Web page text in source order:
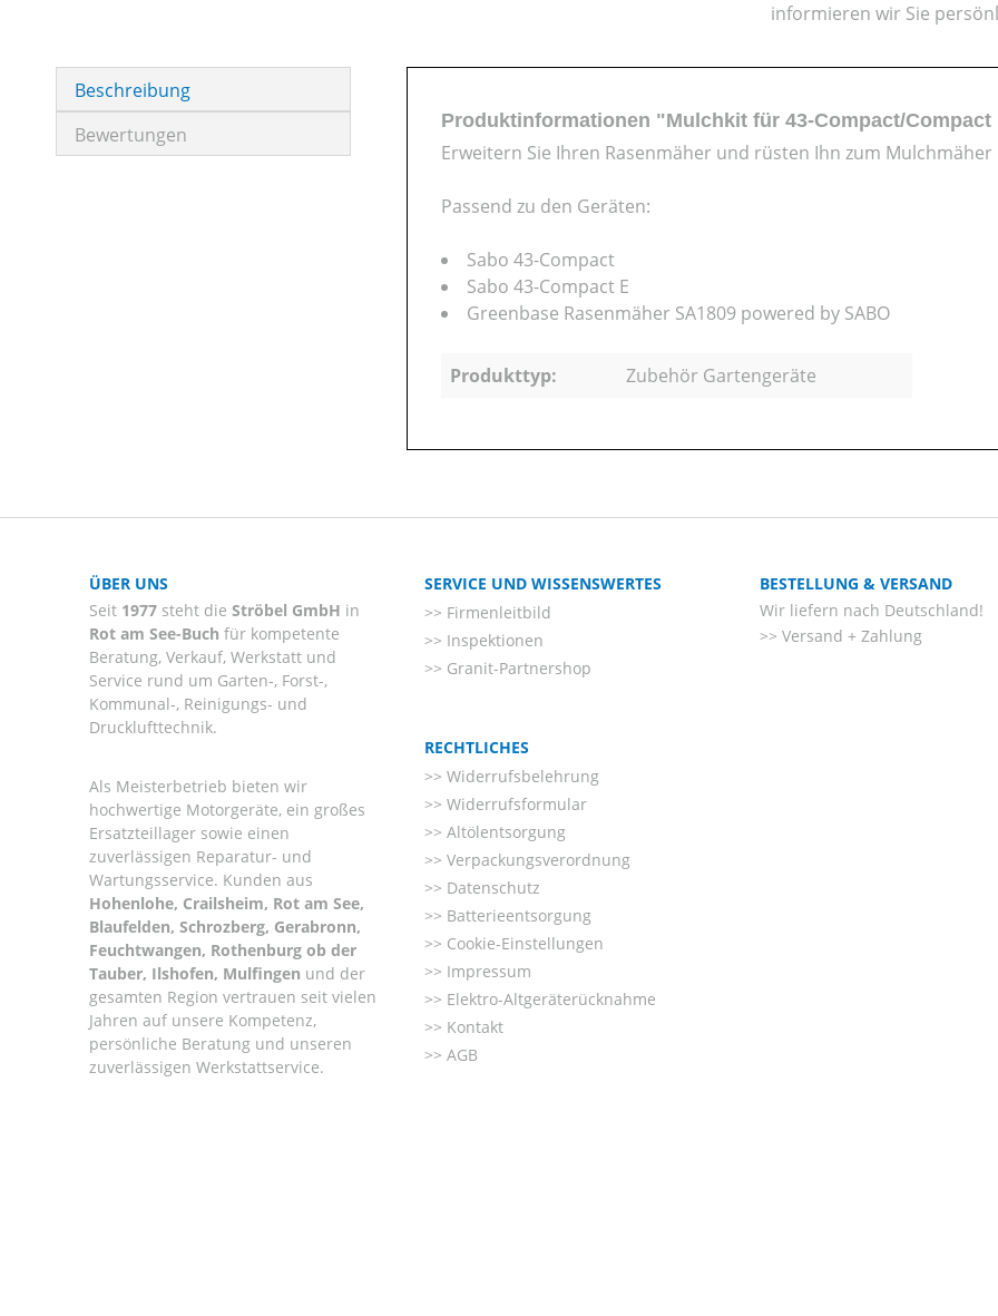
informieren wir Sie
Beschreibung
Bewertungen
Produktinformationen "Mulchkit für 43-Compact/Compact
Erweitern Sie Ihren Rasenmäher und rüsten Ihn zum Mulchmäher
Passend zu den Geräten:
Sabo 43-Compact
Sabo 43-Compact E
Greenbase Rasenmäher SA1809 powered by SABO
Produkttyp: Zubehör Gartengeräte
ÜBER UNS
Seit 1977 steht die Ströbel GmbH in
Rot am See-Buch für kompetente
Beratung, Verkauf, Werkstatt und
Service rund um Garten-, Forst-,
Kommunal-, Reinigungs- und
Drucklufttechnik.
Als Meisterbetrieb bieten wir
hochwertige Motorgeräte, ein großes
Ersatzteillager sowie einen
zuverlässigen Reparatur- und
Wartungsservice. Kunden aus
Hohenlohe, Crailsheim, Rot am See,
Blaufelden, Schrozberg, Gerabronn,
Feuchtwangen, Rothenburg ob der
Tauber, Ilshofen, Mulfingen und der
gesamten Region vertrauen seit vielen
Jahren auf unsere Kompetenz,
persönliche Beratung und unseren
zuverlässigen Werkstattservice.
SERVICE UND WISSENSWERTES
Firmenleitbild
Inspektionen
Granit-Partnershop
RECHTLICHES
Widerrufsbelehrung
Widerrufsformular
Altölentsorgung
Verpackungsverordnung
Datenschutz
Batterieentsorgung
Cookie-Einstellungen
Impressum
Elektro-Altgeräterücknahme
Kontakt
AGB
BESTELLUNG & VERSAND
Wir liefern nach Deutschland!
Versand + Zahlung